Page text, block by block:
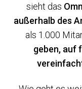
sieht das
außerhalb des
als 1.000
geben, auf